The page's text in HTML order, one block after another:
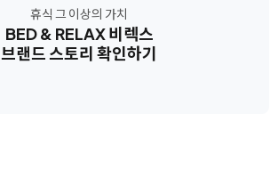
휴식 그 이상의 가치
BED & RELAX 비렉스
브랜드 스토리 확인하기